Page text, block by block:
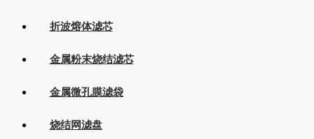
折波熔体滤芯
金属粉末烧结滤芯
金属微孔膜滤袋
烧结网滤盘